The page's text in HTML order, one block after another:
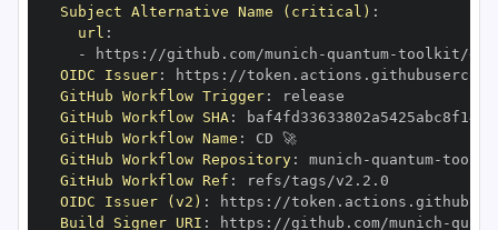
Subject Alternative Name (critical) :
url :
-
https : //github.com/munich - quantum-
OIDC Issuer: https :
GitHub Workflow Trigger:
GitHub Workflow SHA:
GitHub Workflow Name :
CD 🚀
GitHub Workflow Repository: munich - quantum-
GitHub Workflow Ref :
OIDC Issuer (v2) : https :
Build Signer URI : https : //github.com/munich -